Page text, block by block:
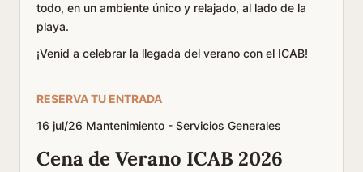
todo, en un ambiente único y relajado, al lado de la
playa.
¡Venid a celebrar la llegada del verano con el ICAB!
RESERVA TU ENTRADA
16 jul/26 Mantenimiento - Servicios Generales
Cena de Verano ICAB 2026